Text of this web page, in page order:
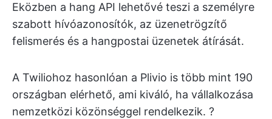
Eközben a hang API lehetővé teszi a személyre
szabott hívóazonosítók, az üzenetrögzítő
felismerés és a hangpostai üzenetek átírását.
A Twiliohoz hasonlóan a Plivio is több mint 190
országban elérhető, ami kiváló, ha vállalkozása
nemzetközi közönséggel rendelkezik. ?